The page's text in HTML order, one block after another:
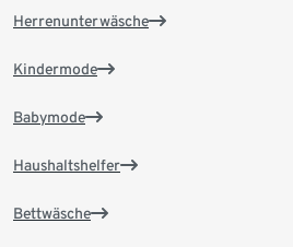
Herrenunterwäsche
Kindermode
Babymode
Haushaltshelfer
Bettwäsche